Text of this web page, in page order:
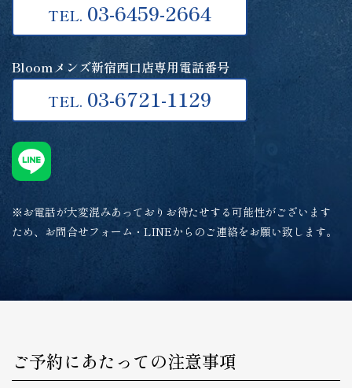
TEL. 03-6459-2664
Bloomメンズ新宿西口店専用電話番号
TEL. 03-6721-1129
※お電話が大変混みあっておりお待たせする可能性がございます
ため、お問合せフォーム・LINEからのご連絡をお願い致します。
ご予約にあたっての注意事項